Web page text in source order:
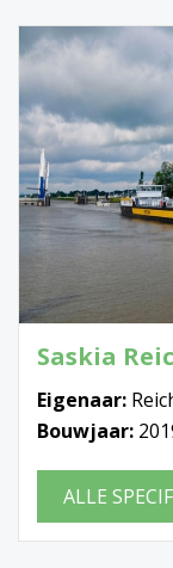
Saskia
Eigenaar:
Bouwjaar:
ALLE